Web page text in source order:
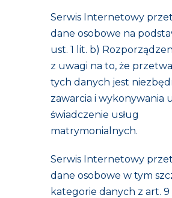
Serwis Internetowy
dane osobowe na
ust. 1 lit. b)
z uwagi na to, że
tych danych jest
zawarcia i wykonywania
świadczenie usług
matrymonialnych.
Serwis Internetowy
dane osobowe w tym
kategorie danych z art. 9